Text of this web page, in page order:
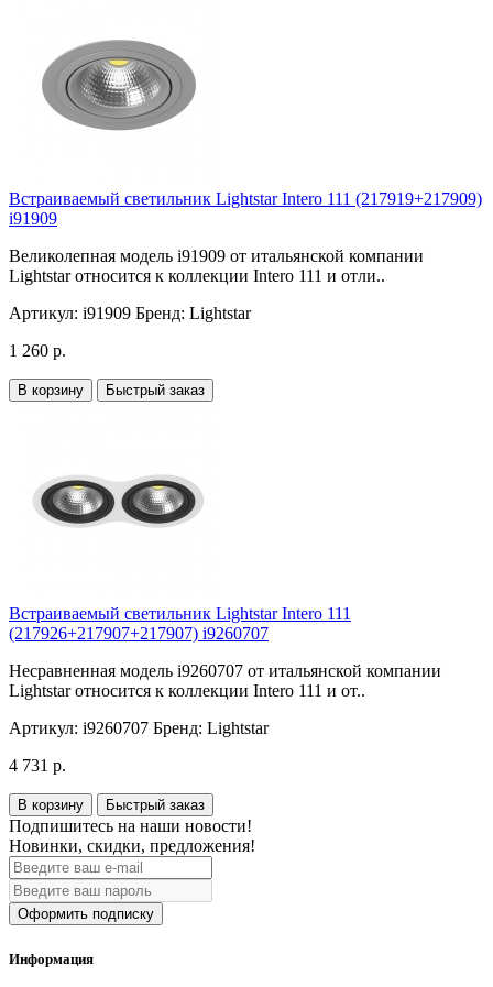
Встраиваемый светильник Lightstar Intero 111 (217919+217909)
i91909
Великолепная модель i91909 от итальянской компании
Lightstar относится к коллекции Intero 111 и отли..
Артикул: i91909 Бренд: Lightstar
1 260 р.
В корзину Быстрый заказ
Встраиваемый светильник Lightstar Intero 111
(217926+217907+217907) i9260707
Несравненная модель i9260707 от итальянской компании
Lightstar относится к коллекции Intero 111 и от..
Артикул: i9260707 Бренд: Lightstar
4 731 р.
В корзину Быстрый заказ
Подпишитесь на наши новости!
Новинки, скидки, предложения!
Оформить подписку
Информация